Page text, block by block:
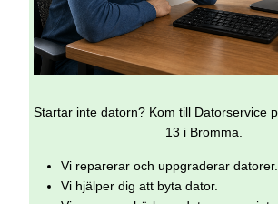
Startar inte datorn? Kom till Datorservice
13 i Bromma.
Vi reparerar och uppgraderar datorer.
Vi hjälper dig att byta dator.